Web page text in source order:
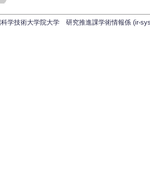
学技術大学院大学 研究推進課学術情報係 (ir-